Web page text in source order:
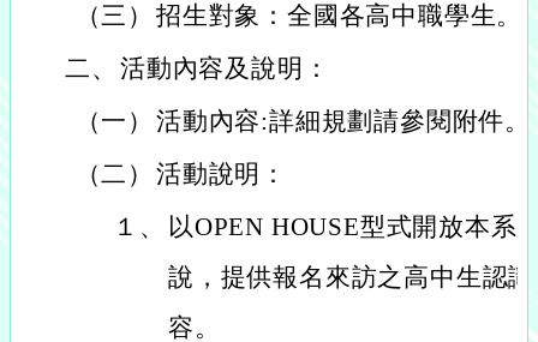
（三） 招生對象：全國各高中職學生。
二、 活動內容及說明：
（一） 活動內容:詳細規劃請參閱附件。
（二） 活動說明：
１、
以OPEN HOUSE型式開放本系
說，提供報名來訪之高中生認
容。